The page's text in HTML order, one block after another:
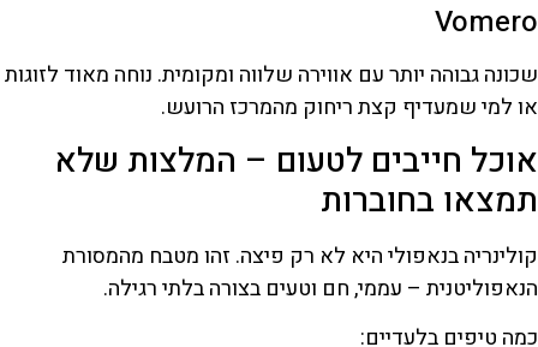
Vomero
שכונה גבוהה יותר עם אווירה שלווה ומקומית. נוחה מאוד לזוגות
או למי שמעדיף קצת ריחוק מהמרכז הרועש.
אוכל חייבים לטעום – המלצות שלא
תמצאו בחוברות
קולינריה בנאפולי היא לא רק פיצה. זהו מטבח מהמסורת
הנאפוליטנית – עממי, חם וטעים בצורה בלתי רגילה.
כמה טיפים בלעדיים: